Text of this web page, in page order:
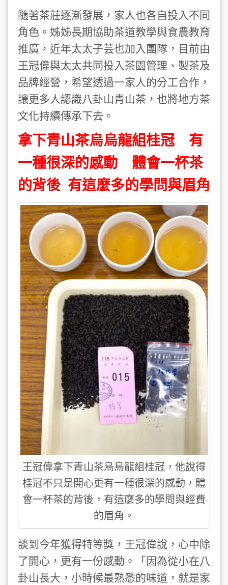
隨著茶莊逐漸發展，家人也各自投入不同
角色。姊姊長期協助茶道教學與食農教育
推廣，近年太太子芸也加入團隊，目前由
王冠偉與太太共同投入茶園管理、製茶及
品牌經營，希望透過一家人的分工合作，
讓更多人認識八卦山青山茶，也將地方茶
文化持續傳承下去。
拿下青山茶烏烏龍組桂冠 有
一種很深的感動 體會一杯茶
的背後 有這麼多的學問與眉角
王冠偉拿下青山茶烏烏龍組桂冠，他說得
桂冠不只是開心更有一種很深的感動，體
會一杯茶的背後，有這麼多的學問與經費
的眉角。
談到今年獲得特等獎，王冠偉說，心中除
了開心，更有一份感動。「因為從小在八
卦山長大，小時候最熟悉的味道，就是家